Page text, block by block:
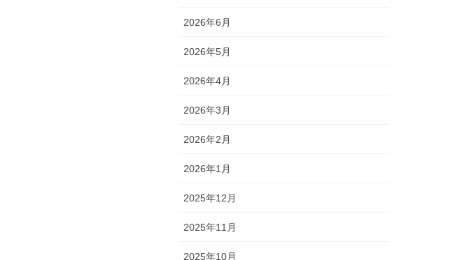
2026年6月
2026年5月
2026年4月
2026年3月
2026年2月
2026年1月
2025年12月
2025年11月
2025年10月